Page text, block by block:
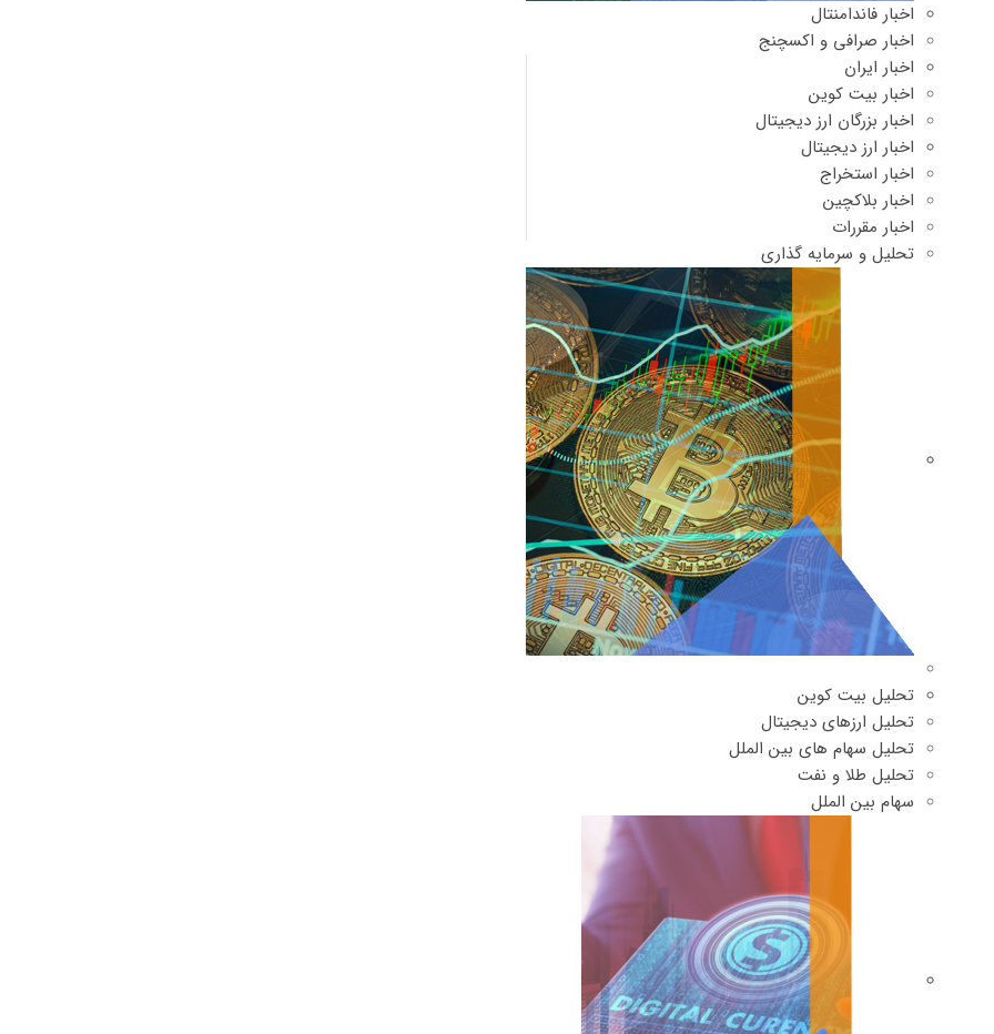
اخبار فاندامنتال
اخبار صرافی و اکسچنج
اخبار ایران
اخبار بیت کوین
اخبار بزرگان ارز دیجیتال
اخبار ارز دیجیتال
اخبار استخراج
اخبار بلاکچین
اخبار مقررات
تحلیل و سرمایه گذاری
تحلیل بیت کوین
تحلیل ارزهای دیجیتال
تحلیل سهام های بین الملل
تحلیل طلا و نفت
سهام بین الملل